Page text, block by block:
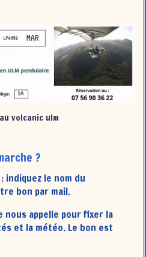
volcanic ulm
?
indiquez le nom du
bon par mail.
nous appelle pour fixer la
et la météo. Le bon est